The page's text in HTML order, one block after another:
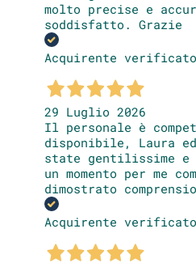
molto precise e
soddisfatto. Grazie
Acquirente verificato
29 Luglio 2026
Il personale è
disponibile, Laura
state gentilissime
un momento per me
dimostrato
Acquirente verificato